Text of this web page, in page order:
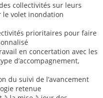
collectivités sur leurs
le volet inondation
prioritaires pour faire
en concertation avec les
d’accompagnement,
du suivi de l’avancement
retenue